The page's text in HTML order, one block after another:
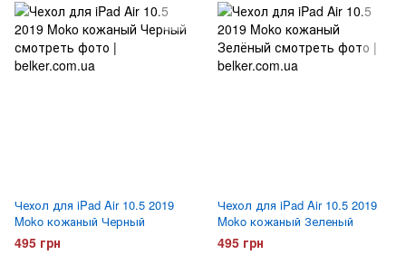
Чехол для iPad Air 10.5 2019
Moko кожаный Черный
495 грн
Чехол для iPad Air 10.5 2019
Moko кожаный Зеленый
495 грн